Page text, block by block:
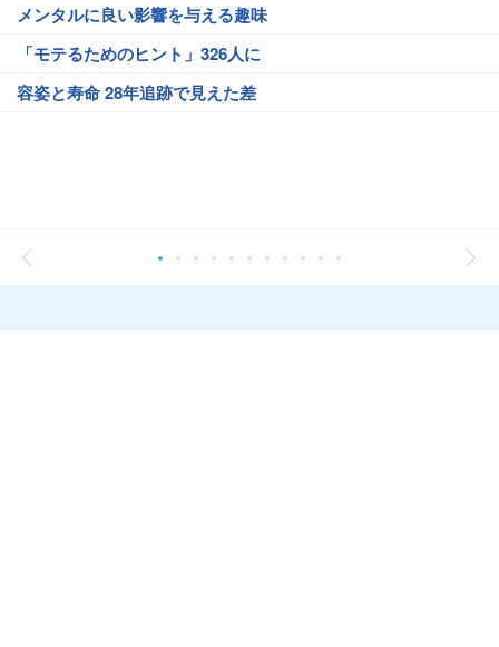
メンタルに良い影響を与える趣味
「モテるためのヒント」326人に
容姿と寿命 28年追跡で見えた差